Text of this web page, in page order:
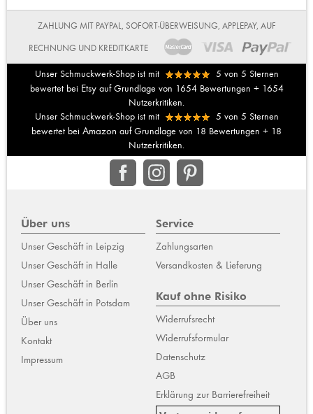
ZAHLUNG MIT PAYPAL, SOFORT-ÜBERWEISUNG, APPLEPAY, AUF
RECHNUNG UND KREDITKARTE
Unser Schmuckwerk-Shop ist mit 5 von 5 Sternen
bewertet bei Etsyauf Grundlage von 1654Bewertungen + 1654
Nutzerkritiken.
Unser Schmuckwerk-Shop ist mit
5 von 5 Sternen
bewertet bei Amazon auf Grundlage von 18 Bewertungen + 18
Nutzerkritiken.
Über uns
Unser Geschäft in Leipzig
Unser Geschäft in Halle
Unser Geschäft in Berlin
Unser Geschäft in Potsdam
Über uns
Kontakt
Impressum
Service
Zahlungsarten
Versandkosten & Lieferung
Kauf ohne Risiko
Widerrufsrecht
Widerrufsformular
Datenschutz
AGB
Erklärung zur Barrierefreiheit